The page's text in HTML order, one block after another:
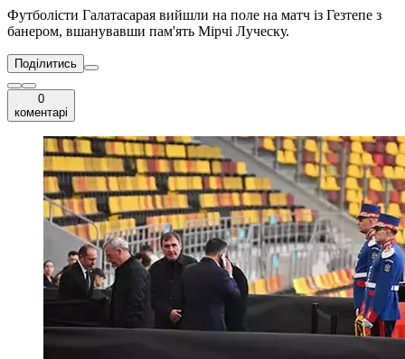
Футболісти Галатасарая вийшли на поле на матч із Гезтепе з
банером, вшанувавши пам'ять Мірчі Луческу.
Поділитись
0
коментарі